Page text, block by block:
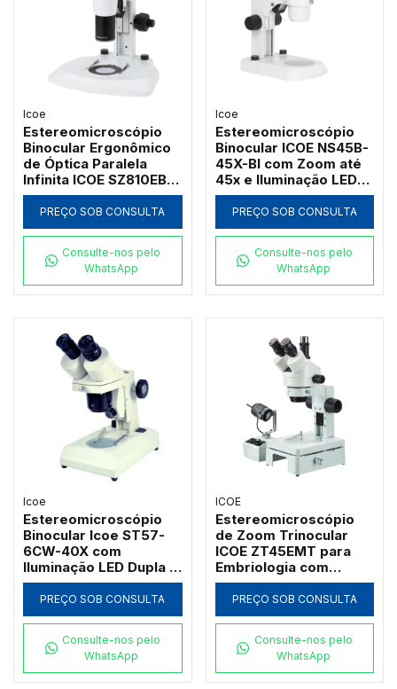
Icoe
Estereomicroscópio
Binocular Ergonômico
de Óptica Paralela
Infinita ICOE SZ810EB-
80X com Cabeçote
Basculante e Zoom até
80x
PREÇO SOB CONSULTA
Consulte-nos pelo
WhatsApp
Icoe
Estereomicroscópio
Binocular ICOE NS45B-
45X-BI com Zoom até
45x e Iluminação LED
Dupla
PREÇO SOB CONSULTA
Consulte-nos pelo
WhatsApp
Icoe
Estereomicroscópio
Binocular Icoe ST57-
6CW-40X com
Iluminação LED Dupla e
Aumento até 40x
PREÇO SOB CONSULTA
Consulte-nos pelo
WhatsApp
ICOE
Estereomicroscópio
de Zoom Trinocular
ICOE ZT45EMT para
Embriologia com
Estativa Diascópica e
Espelho Refletor
PREÇO SOB CONSULTA
Consulte-nos pelo
WhatsApp